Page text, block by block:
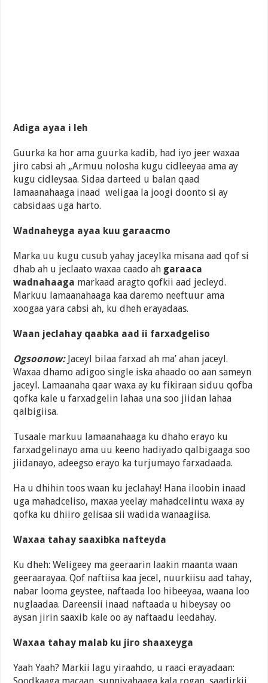
Adiga ayaa i leh
Guurka ka hor ama guurka kadib, had iyo jeer waxaa
jiro cabsi ah „Armuu nolosha kugu cidleeyaa ama ay
kugu cidleysaa. Sidaa darteed u balan qaad
lamaanahaaga inaad weligaa la joogi doonto si ay
cabsidaas uga harto.
Wadnaheyga ayaa kuu garaacmo
Marka uu kugu cusub yahay jaceylka misana aad qof si
dhab ah u jeclaato waxaa caado ah garaaca
wadnahaaga markaad aragto qofkii aad jecleyd.
Markuu lamaanahaaga kaa daremo neeftuur ama
xoogaa yara cabsi ah, ku dheh erayadaas.
Waan jeclahay qaabka aad ii farxadgeliso
Ogsoonow: Jaceyl bilaa farxad ah ma’ ahan jaceyl.
Waxaa dhamo adigoosingle iska ahaado oo aan sameyn
jaceyl. Lamaanaha qaar waxa ay ku fikiraan siduu qofba
qofka kale u farxadgelin lahaa una soo jiidan lahaa
qalbigiisa.
Tusaale markuu lamaanahaaga ku dhaho erayo ku
farxadgelinayo ama uu keeno hadiyado qalbigaaga soo
jiidanayo, adeegso erayo ka turjumayo farxadaada.
Ha u dhihin toos waan ku jeclahay! Hana iloobin inaad
uga mahadceliso, maxaa yeelay mahadcelintu waxa ay
qofka ku dhiiro gelisaa sii wadida wanaagiisa.
Waxaa tahay saaxibka nafteyda
Ku dheh: Weligeey ma geeraarin laakin maanta waan
geeraarayaa. Qof naftiisa kaa jecel, nuurkiisu aad tahay,
nabar looma geystee, naftaada loo hibeeyaa, waana loo
nuglaadaa. Dareensii inaad naftaada u hibeysay oo
aysan jirin saaxib kale oo ay naftaadu leedahay.
Waxaa tahay malab ku jiro shaaxeyga
Yaah Yaah? Markii lagu yiraahdo, u raaci erayadaan: